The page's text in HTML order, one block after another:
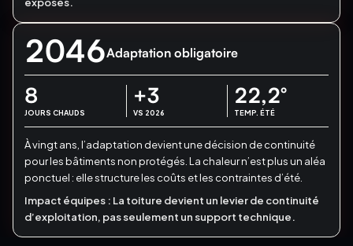
2046Adaptation obligatoire
8
JOURS CHAUDS
+3
VS 2026
22,2°
TEMP. ÉTÉ
À vingt ans, l’adaptation devient une décision de continuité
pour les bâtiments non protégés. La chaleur n’est plus un aléa
ponctuel : elle structure les coûts et les contraintes d’été.
Impact équipes : La toiture devient un levier de continuité
d’exploitation, pas seulement un support technique.